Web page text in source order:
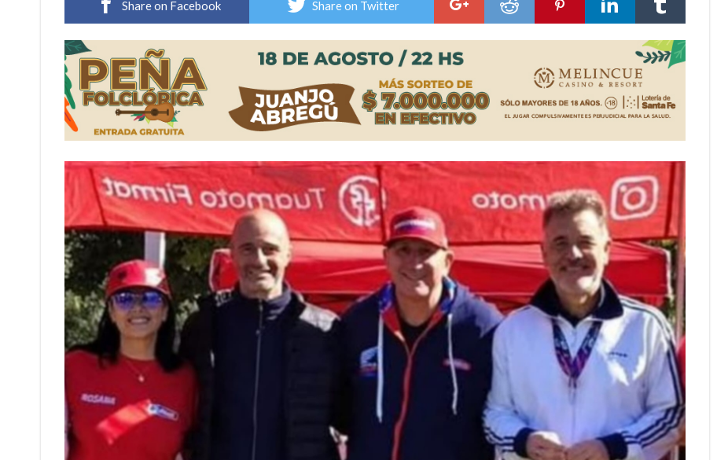
¿Llega un “Súper Niño”?: De Benedictis aclara los mitos y analiza el impacto real en la región
Share on Facebook Share on Twitter